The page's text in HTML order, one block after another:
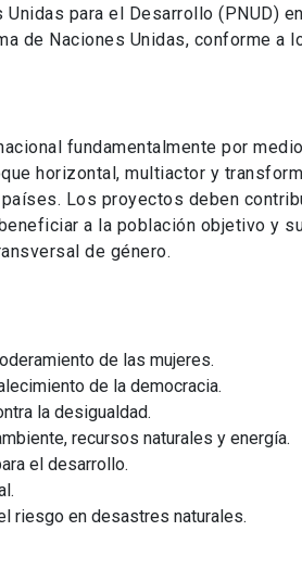
para el Desarrollo (PNUD)
de Naciones Unidas, conforme a
fundamentalmente por
horizontal, multiactor y
Los proyectos deben
a la población objetivo y
de género.
de las mujeres.
de la democracia.
la desigualdad.
recursos naturales y energía.
el desarrollo.
riesgo en desastres naturales.